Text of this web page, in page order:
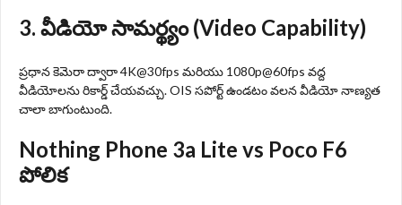
3. వీడియో సామర్థ్యం (Video Capability)
ప్రధాన కెమెరా ద్వారా 4K@30fps మరియు 1080p@60fps వద్ద
వీడియోలను రికార్డ్ చేయవచ్చు. OIS సపోర్ట్ ఉండటం వలన వీడియో నాణ్యత
చాలా బాగుంటుంది.
Nothing Phone 3a Lite vs Poco F6
పోలిక